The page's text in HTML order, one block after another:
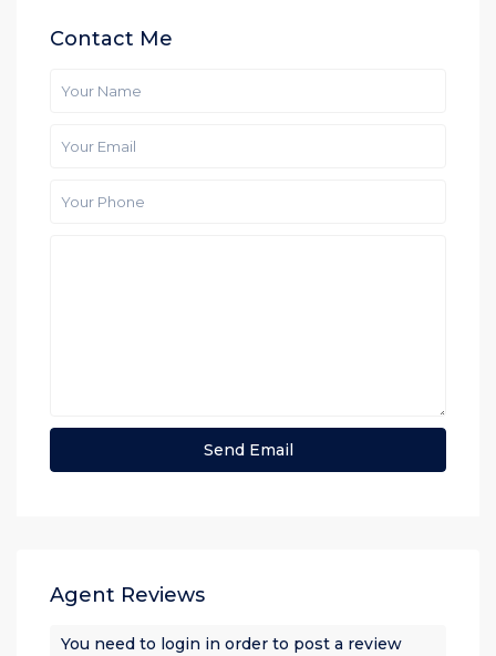
Contact Me
Agent Reviews
You need to login in order to post a review